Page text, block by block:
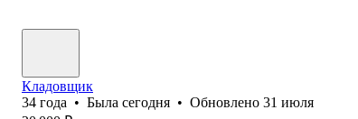
Кладовщик
34 года • Была сегодня • Обновлено 31 июля